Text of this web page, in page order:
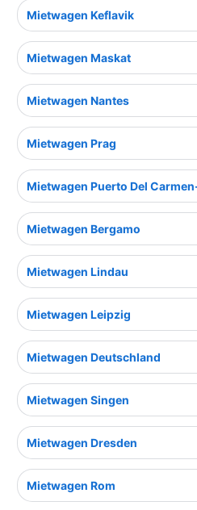
Mietwagen Keflavik
Mietwagen Maskat
Mietwagen Nantes
Mietwagen Prag
Mietwagen Puerto Del
Mietwagen Bergamo
Mietwagen Lindau
Mietwagen Leipzig
Mietwagen Deutschland
Mietwagen Singen
Mietwagen Dresden
Mietwagen Rom